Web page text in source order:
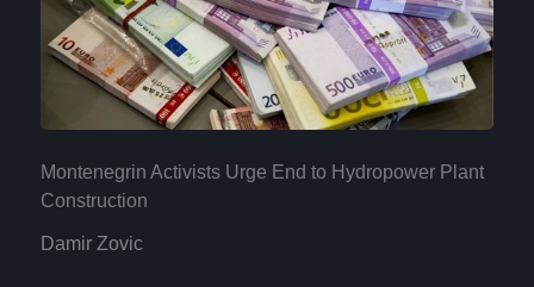
Montenegrin Activists Urge End to Hydropower Plant
Construction
Damir Zovic